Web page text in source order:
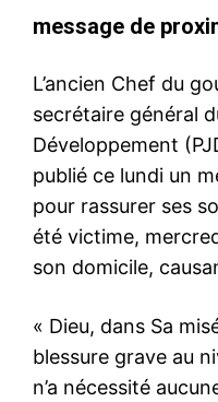
message de
L’ancien Chef du
secrétaire général
Développement
publié ce lundi un
pour rassurer ses
été victime,
son domicile,
« Dieu, dans Sa
blessure grave au
n’a nécessité